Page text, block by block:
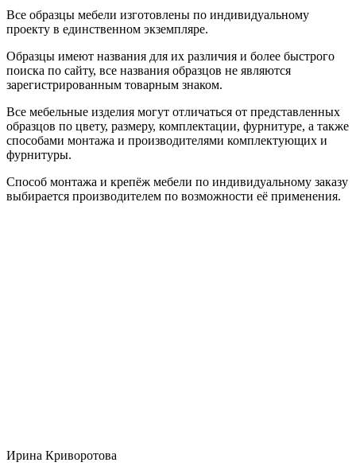
Все образцы мебели изготовлены по индивидуальному
проекту в единственном экземпляре.
Образцы имеют названия для их различия и более быстрого
поиска по сайту, все названия образцов не являются
зарегистрированным товарным знаком.
Все мебельные изделия могут отличаться от представленных
образцов по цвету, размеру, комплектации, фурнитуре, а также
способами монтажа и производителями комплектующих и
фурнитуры.
Способ монтажа и крепёж мебели по индивидуальному заказу
выбирается производителем по возможности её применения.
Ирина Криворотова